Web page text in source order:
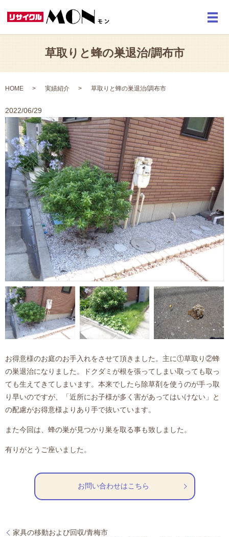
メ
草取りと蜂の巣退治/調布市
HOME 実績紹介 草取りと蜂の巣退治/調布市
2022/06/29
お得意様のお庭のお手入れをさせて頂きました。主に①草取り②蜂
の巣退治になりました。ドクダミが根を張ってしまい取っても取っ
ても生えてきてしまいます。本来でしたら除草剤を使うのが手っ取
り早いのですが、「近所にお子様が多く害があってはいけない」と
の配慮がお得意様よりあり手で抜いています。
また今回は、蜂の巣が見つかり巣を取る事も致しました。
有りがとうご座いました。
お問い合わせはこちら
家具の移動および回収/青梅市